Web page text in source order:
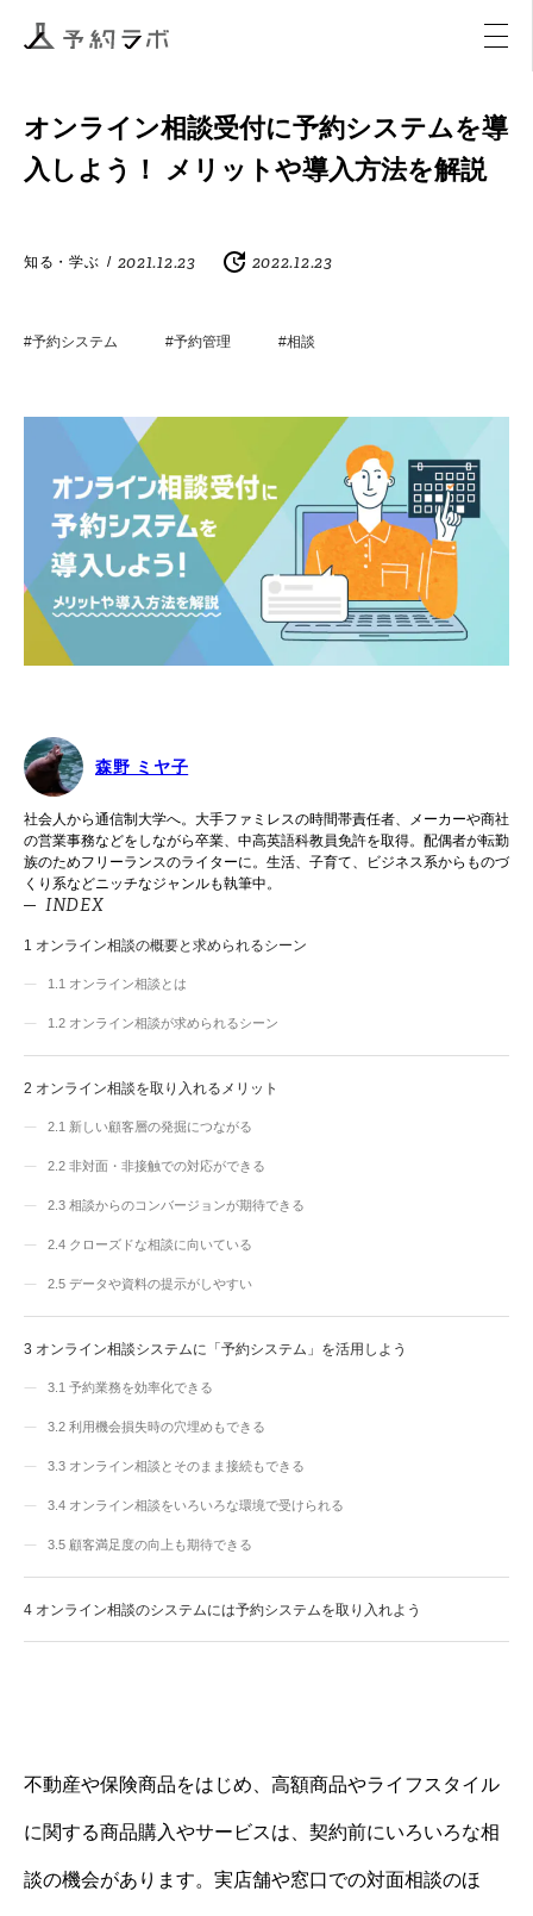
アクティビティ
オンライン相談受付に予約システムを導
入しよう！ メリットや導入方法を解説
知る・学ぶ / 2021.12.23 2022.12.23
#予約システム #予約管理 #相談
森野 ミヤ子
社会人から通信制大学へ。大手ファミレスの時間帯責任者、メーカーや商社
の営業事務などをしながら卒業、中高英語科教員免許を取得。配偶者が転勤
族のためフリーランスのライターに。生活、子育て、ビジネス系からものづ
くり系などニッチなジャンルも執筆中。
INDEX
1 オンライン相談の概要と求められるシーン
1.1 オンライン相談とは
1.2 オンライン相談が求められるシーン
2 オンライン相談を取り入れるメリット
2.1 新しい顧客層の発掘につながる
2.2 非対面・非接触での対応ができる
2.3 相談からのコンバージョンが期待できる
2.4 クローズドな相談に向いている
2.5 データや資料の提示がしやすい
3 オンライン相談システムに「予約システム」を活用しよう
3.1 予約業務を効率化できる
3.2 利用機会損失時の穴埋めもできる
3.3 オンライン相談とそのまま接続もできる
3.4 オンライン相談をいろいろな環境で受けられる
3.5 顧客満足度の向上も期待できる
4 オンライン相談のシステムには予約システムを取り入れよう
不動産や保険商品をはじめ、高額商品やライフスタイル
に関する商品購入やサービスは、契約前にいろいろな相
談の機会があります。実店舗や窓口での対面相談のほ